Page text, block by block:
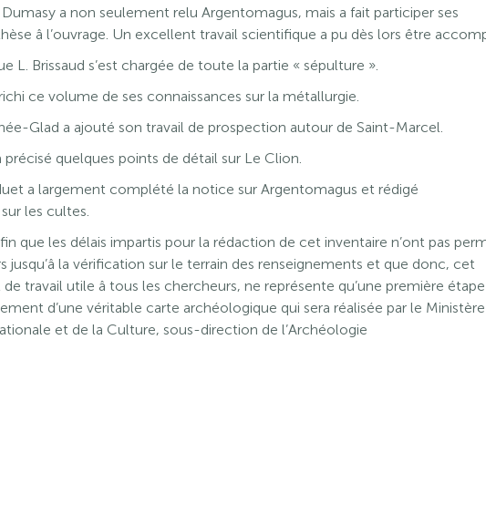
Dumasy a non seulement relu Argentomagus, mais a fait participer ses
â l’ouvrage. Un excellent travail scientifique a pu dès lors être
L. Brissaud s’est chargée de toute la partie « sépulture ».
ce volume de ses connaissances sur la métallurgie.
Glad a ajouté son travail de prospection autour de Saint-Marcel.
précisé quelques points de détail sur Le Clion.
a largement complété la notice sur Argentomagus et rédigé
les cultes.
que les délais impartis pour la rédaction de cet inventaire n’ont pas
jusqu’â la vérification sur le terrain des renseignements et que donc, cet
travail utile â tous les chercheurs, ne représente qu’une première étape
d’une véritable carte archéologique qui sera réalisée par le
et de la Culture, sous-direction de l’Archéologie